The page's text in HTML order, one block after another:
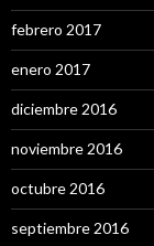
febrero 2017
enero 2017
diciembre 2016
noviembre 2016
octubre 2016
septiembre 2016